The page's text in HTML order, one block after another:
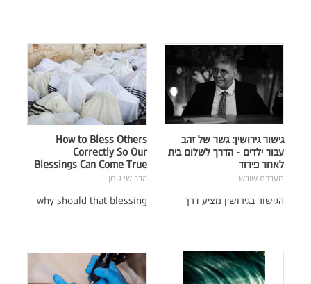
גישור גירושין: גשר של זהב
עבור ילדים - הדרך לשלום בית
לאחר פירוד
מערכת שורש
הגישור בגירושין מציע דרך
How to Bless Others
Correctly So Our
Blessings Can Come True
הרב שי טחן
why should that blessing